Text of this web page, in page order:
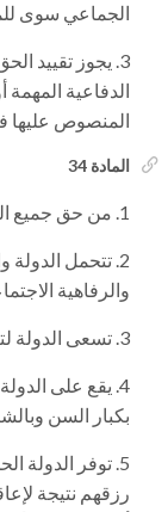
الجماعي سوى
يجوز تقييد
الدفاعية
المنصوص عليها
المادة 34
من حق جميع
تتحمل الدولة
والرفاهية
تسعى الدولة
يقع على
بكبار السن
توفر الدولة
رزقهم نتيجة